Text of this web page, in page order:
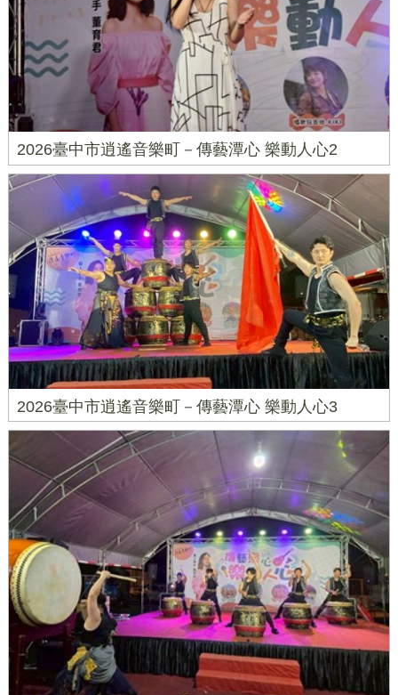
2026臺中市逍遙音樂町－傳藝潭心 樂動人心2
2026臺中市逍遙音樂町－傳藝潭心 樂動人心3